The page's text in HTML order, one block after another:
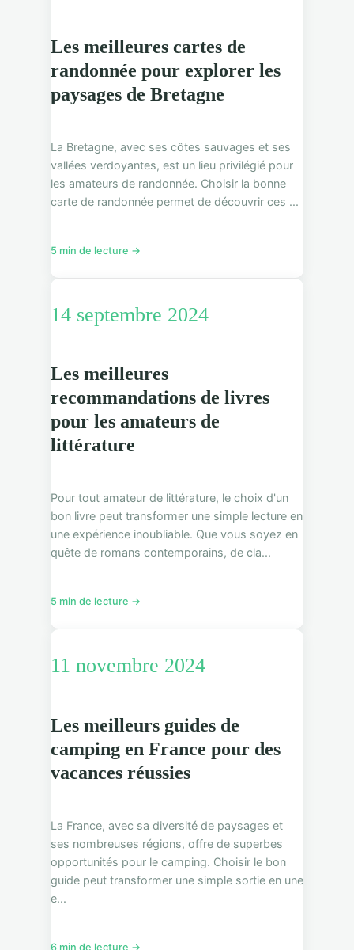
Les meilleures cartes de
randonnée pour explorer les
paysages de Bretagne
La Bretagne, avec ses côtes sauvages et ses
vallées verdoyantes, est un lieu privilégié pour
les amateurs de randonnée. Choisir la bonne
carte de randonnée permet de découvrir ces ...
5 min de lecture →
14 septembre 2024
Les meilleures
recommandations de livres
pour les amateurs de
littérature
Pour tout amateur de littérature, le choix d'un
bon livre peut transformer une simple lecture en
une expérience inoubliable. Que vous soyez en
quête de romans contemporains, de cla...
5 min de lecture →
11 novembre 2024
Les meilleurs guides de
camping en France pour des
vacances réussies
La France, avec sa diversité de paysages et
ses nombreuses régions, offre de superbes
opportunités pour le camping. Choisir le bon
guide peut transformer une simple sortie en une
e...
6 min de lecture →